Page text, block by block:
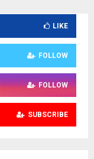
LIKE
FOLLOW
FOLLOW
SUBSCRIBE